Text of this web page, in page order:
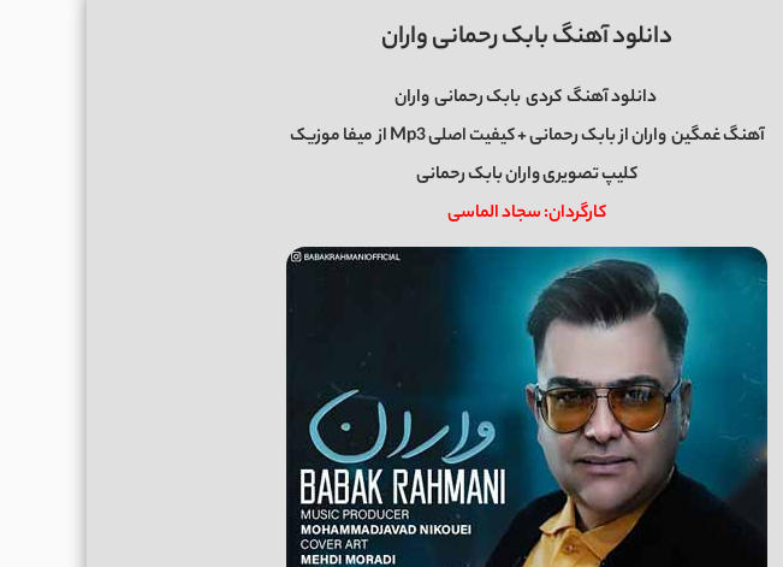
دانلود آهنگ بابک رحمانی واران
دانلود آهنگکردیبابک رحمانیواران
آهنگ غمگینوارانازبابک رحمانی+ کیفیت اصلی Mp3 از
میفا موزیک
کلیپ تصویری واران بابک رحمانی
کارگردان: سجاد الماسی